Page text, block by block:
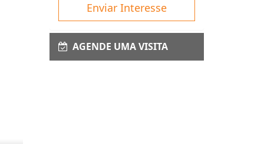
Enviar Interesse
AGENDE UMA VISITA